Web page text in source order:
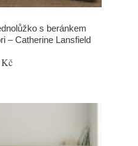
s beránkem
– Catherine Lansfield